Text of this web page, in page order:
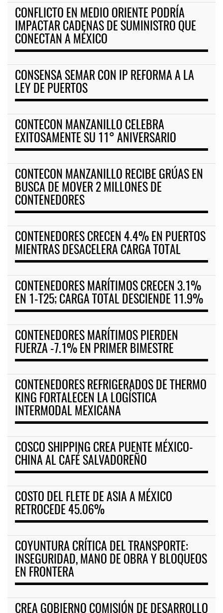
CONFLICTO EN MEDIO ORIENTE PODRÍA
IMPACTAR CADENAS DE SUMINISTRO QUE
CONECTAN A MÉXICO
CONSENSA SEMAR CON IP REFORMA A LA
LEY DE PUERTOS
CONTECON MANZANILLO CELEBRA
EXITOSAMENTE SU 11° ANIVERSARIO
CONTECON MANZANILLO RECIBE GRÚAS EN
BUSCA DE MOVER 2 MILLONES DE
CONTENEDORES
CONTENEDORES CRECEN 4.4% EN PUERTOS
MIENTRAS DESACELERA CARGA TOTAL
CONTENEDORES MARÍTIMOS CRECEN 3.1%
EN 1-T25; CARGA TOTAL DESCIENDE 11.9%
CONTENEDORES MARÍTIMOS PIERDEN
FUERZA -7.1% EN PRIMER BIMESTRE
CONTENEDORES REFRIGERADOS DE THERMO
KING FORTALECEN LA LOGÍSTICA
INTERMODAL MEXICANA
COSCO SHIPPING CREA PUENTE MÉXICO-
CHINA AL CAFÉ SALVADOREÑO
COSTO DEL FLETE DE ASIA A MÉXICO
RETROCEDE 45.06%
COYUNTURA CRÍTICA DEL TRANSPORTE:
INSEGURIDAD, MANO DE OBRA Y BLOQUEOS
EN FRONTERA
CREA GOBIERNO COMISIÓN DE DESARROLLO